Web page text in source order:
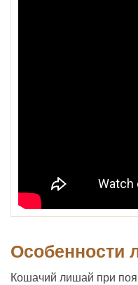
Особенности
Кошачий лишай при